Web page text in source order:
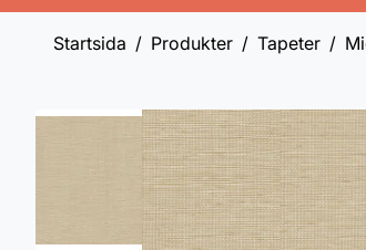
Startsida Produkter Tapeter